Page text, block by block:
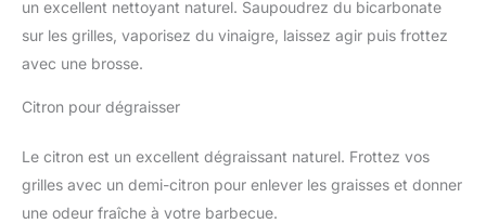
un excellent nettoyant naturel. Saupoudrez du bicarbonate
sur les grilles, vaporisez du vinaigre, laissez agir puis frottez
avec une brosse.
Citron pour dégraisser
Le citron est un excellent dégraissant naturel. Frottez vos
grilles avec un demi-citron pour enlever les graisses et donner
une odeur fraîche à votre barbecue.